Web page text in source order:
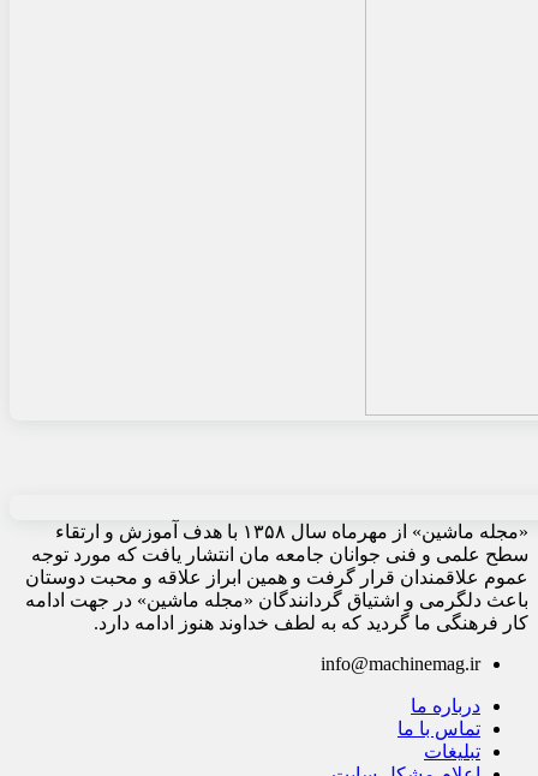
«مجله ماشین» از مهرماه سال ۱۳۵۸ با هدف آموزش و ارتقاء
سطح علمی و فنی جوانان جامعه مان انتشار یافت که مورد توجه
عموم علاقمندان قرار گرفت و همین ابراز علاقه و محبت دوستان
باعث دلگرمی و اشتیاق گردانندگان «مجله ماشین» در جهت ادامه
کار فرهنگی ما گردید که به لطف خداوند هنوز ادامه دارد.
info@machinemag.ir
درباره ما
تماس با ما
تبلیغات